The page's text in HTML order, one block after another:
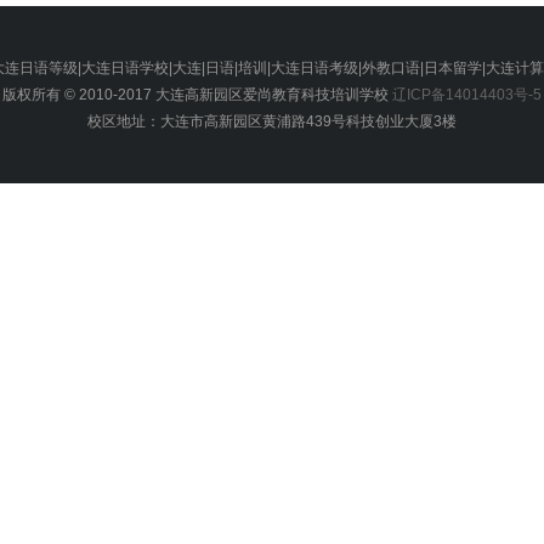
日语等级|大连日语学校|大连|日语|培训|大连日语考级|外教口语|日本留学|大连计
版权所有 © 2010-2017 大连高新园区爱尚教育科技培训学校 辽ICP备14014403号-5
校区地址：大连市高新园区黄浦路439号科技创业大厦3楼